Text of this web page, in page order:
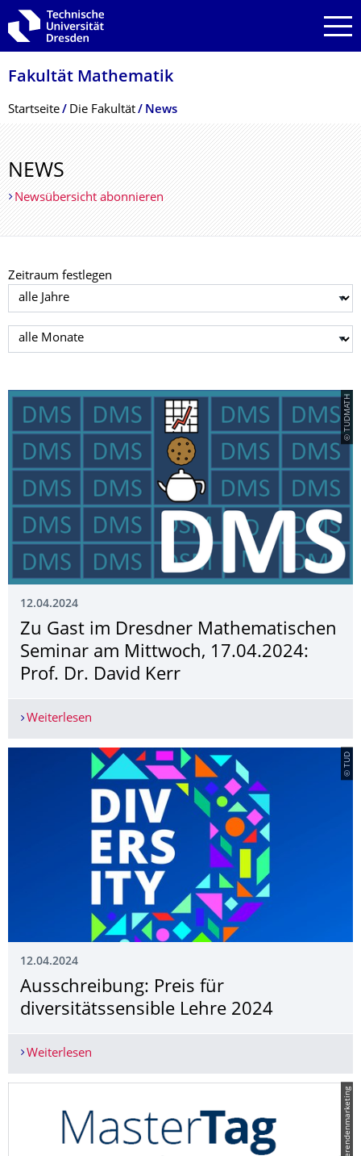
Zur Hauptnavigation springen
Zur Suche springen
Zum Inhalt springen
Fakultät Mathematik
Breadcrumb-Menü
Startseite Die Fakultät News
NEWS
Newsübersicht abonnieren
Zeitraum festlegen
Jahr auswählen
Monat auswählen
© TUDMATH
12.04.2024
Zu Gast im Dresdner Mathematischen
Seminar am Mittwoch, 17.04.2024:
Prof. Dr. David Kerr
Weiterlesen
© TUD
12.04.2024
Ausschreibung: Preis für
diversitätssensi­ble Lehre 2024
Weiterlesen
© Studierendenmarketing